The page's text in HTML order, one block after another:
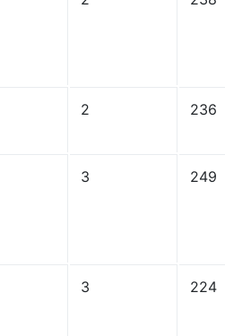
2 236
3 249
3 224